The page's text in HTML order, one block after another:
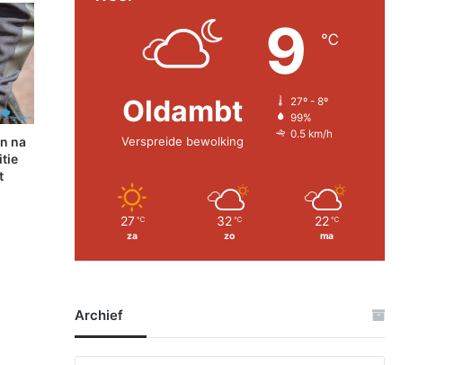
na
Oldambt
Verspreide bewolking
9 ℃
27º - 8º
99%
0.5 km/h
27 ℃
za
32 ℃
zo
22 ℃
ma
Archief